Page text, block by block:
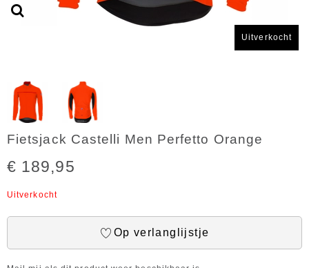
Uitverkocht
Fietsjack Castelli Men Perfetto Orange
€ 189,95
Uitverkocht
Op verlanglijstje